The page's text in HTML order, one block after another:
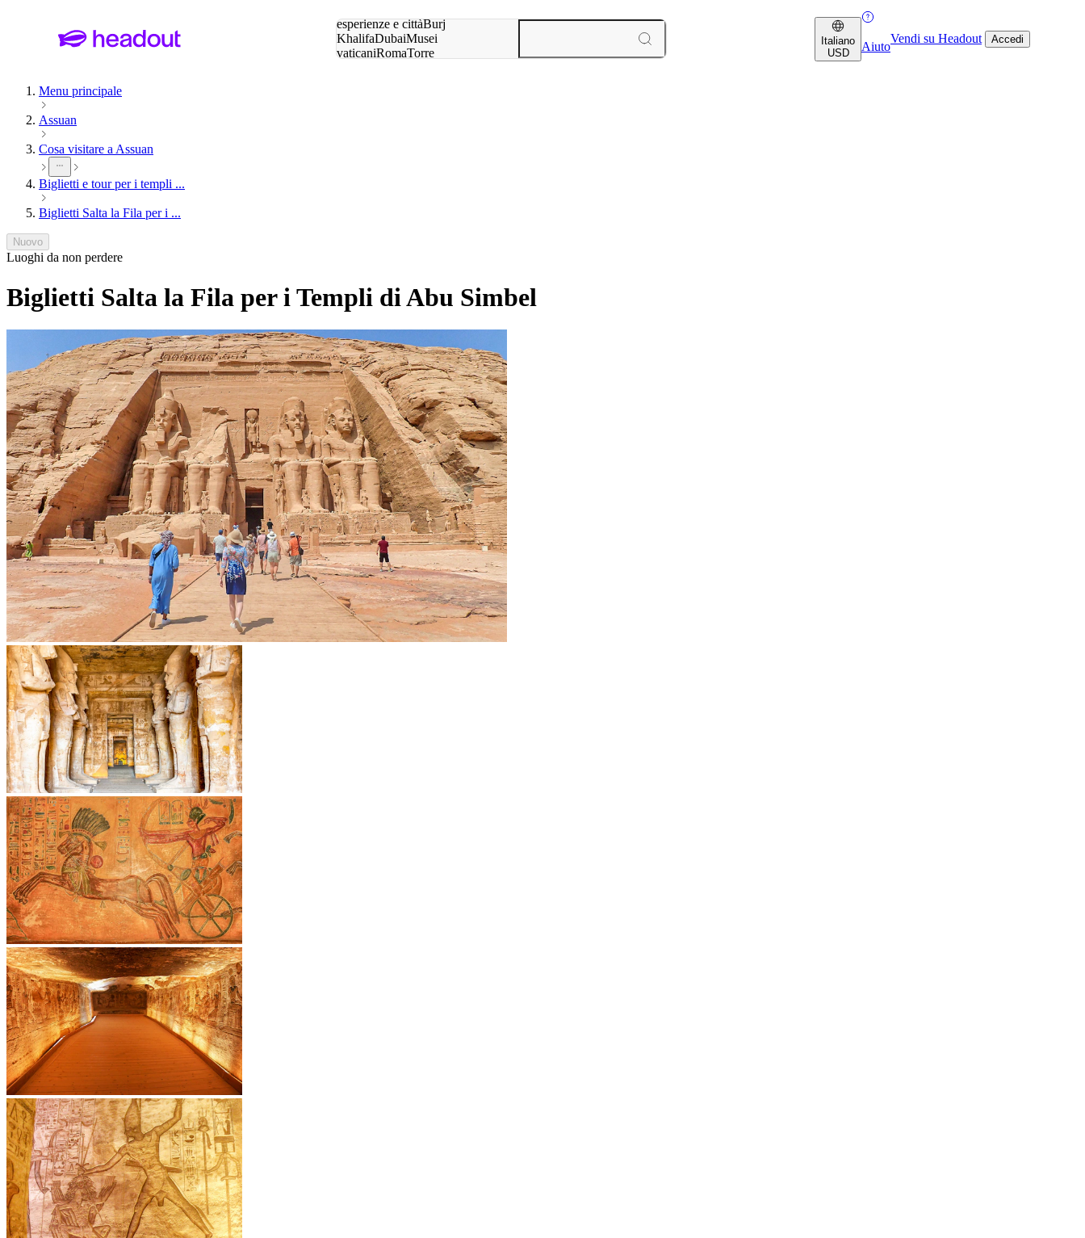
esperienze e cittàBurj
KhalifaDubaiMusei
vaticaniRomaTorre
Italiano
USD
Aiuto
Vendi su Headout Accedi
Menu principale
Assuan
Cosa visitare a Assuan
Biglietti e tour per i templi ...
Biglietti Salta la Fila per i ...
Nuovo
Luoghi da non perdere
Biglietti Salta la Fila per i Templi di Abu Simbel